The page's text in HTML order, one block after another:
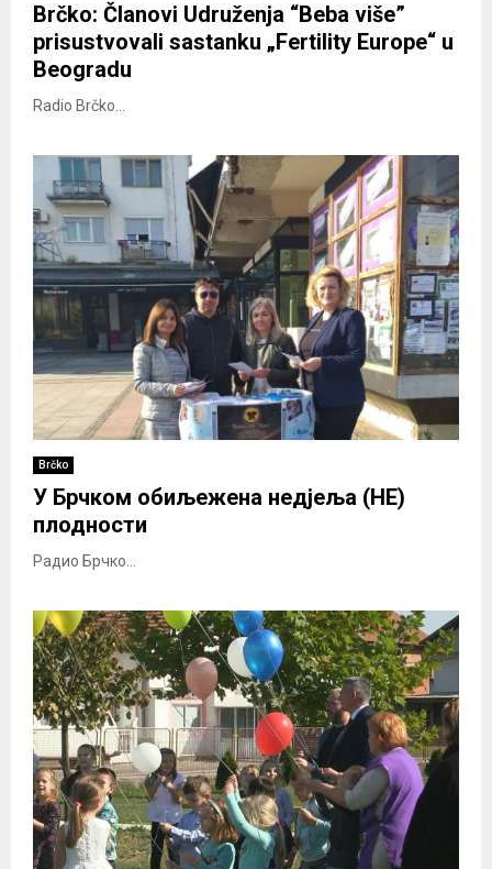
Brčko: Članovi Udruženja “Beba više”
prisustvovali sastanku „Fertility Europe“ u
Beogradu
Radio Brčko...
Brčko
У Брчком обиљежена недјеља (НЕ)
плодности
Радио Брчко...